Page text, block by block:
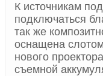
К источникам
подключаться
так же
оснащена
нового
съемной